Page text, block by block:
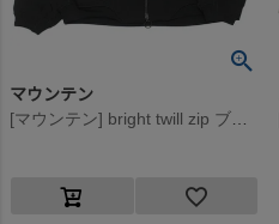
マウンテン
[マウンテン] bright twill zip ブルゾン ブラック